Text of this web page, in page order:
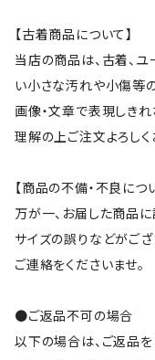
【古着商品について】
当店の商品は、古着、
い小さな汚れや小傷等
画像・文章で表現しき
理解の上ご注文よろしく
【商品の不備・不良につ
万が一、お届した商品
サイズの誤りなどがご
ご連絡をくださいませ。
●ご返品不可の場合
以下の場合は、ご返品を